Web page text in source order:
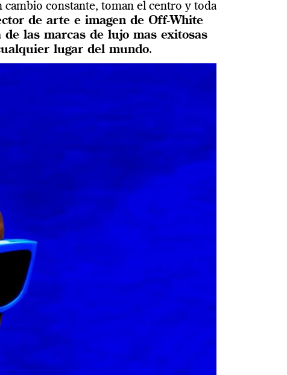
cambio constante, toman el centro y toda
de arte e imagen de Off-White
de las marcas de lujo mas exitosas
lugar del mundo.